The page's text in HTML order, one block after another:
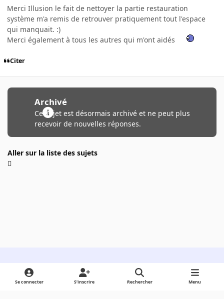
Merci Illusion le fait de nettoyer la partie restauration
système m'a remis de retrouver pratiquement tout l'espace
qui manquait. :)
Merci également à tous les autres qui m'ont aidés
Citer
Archivé
Ce sujet est désormais archivé et ne peut plus
recevoir de nouvelles réponses.
Aller sur la liste des sujets
Light ModeDark ModeSystem Preference
Se connecter S’inscrire Rechercher Menu